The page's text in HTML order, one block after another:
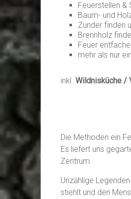
Feuerstellen &
Baum- und
Zunder finden
Brennholz
Feuer
mehr als nur
inkl. Wildnisküche /
Die Methoden ein
Es liefert uns
Zentrum.
Unzählige
stiehlt und den